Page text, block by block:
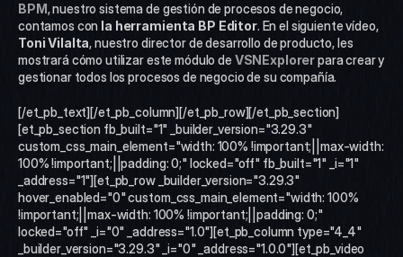
BPM, nuestro sistema de gestión de procesos de negocio,
contamos con la herramienta BP Editor
. En el siguiente vídeo,
Toni Vilalta, nuestro director de desarrollo de producto, les
mostrará cómo utilizar este módulo de VSNExplorer para crear y
gestionar todos los procesos de negocio de su compañía.
[/et_pb_text][/et_pb_column][/et_pb_row][/et_pb_section]
[et_pb_section fb_built="1" _builder_version="3.29.3"
custom_css_main_element="width: 100% !important;||max-width:
100% !important;||padding: 0;" locked="off" fb_built="1" _i="1"
_address="1"][et_pb_row _builder_version="3.29.3"
hover_enabled="0" custom_css_main_element="width: 100%
!important;||max-width: 100% !important;||padding: 0;"
locked="off" _i="0" _address="1.0"][et_pb_column type="4_4"
_builder_version="3.29.3" _i="0" _address="1.0.0"][et_pb_video